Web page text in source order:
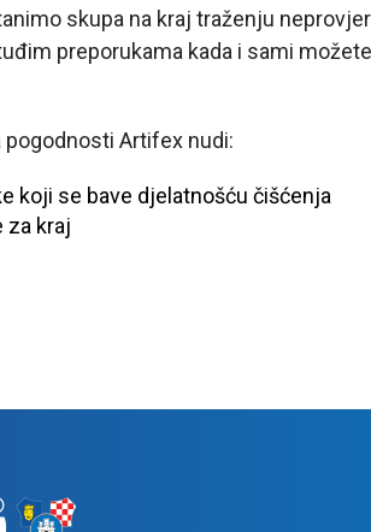
skupa na kraj traženju
preporukama kada i sami
Artifex nudi:
koji se bave djelatnošću čišćenja
za kraj